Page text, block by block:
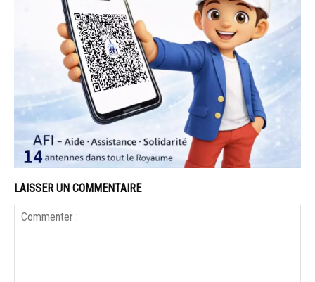
LAISSER UN COMMENTAIRE